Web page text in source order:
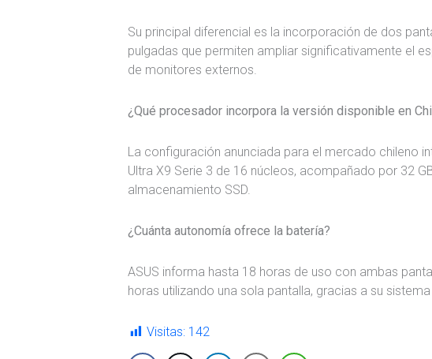
Su principal diferencial es la incorporación de dos
pulgadas que permiten ampliar significativamente el
de monitores externos.
¿Qué procesador incorpora la versión disponible en
La configuración anunciada para el mercado chileno
Ultra X9 Serie 3 de 16 núcleos, acompañado por 32
almacenamiento SSD.
¿Cuánta autonomía ofrece la batería?
ASUS informa hasta 18 horas de uso con ambas
horas utilizando una sola pantalla, gracias a su
Visitas: 142